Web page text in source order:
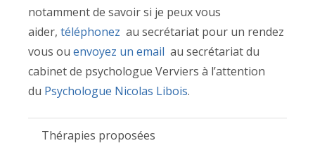
notamment de savoir si je peux vous
aider, téléphonez au secrétariat pour un rendez
vous ou envoyez un email au secrétariat du
cabinet de psychologue Verviers à l’attention
du Psychologue Nicolas Libois.
Thérapies proposées